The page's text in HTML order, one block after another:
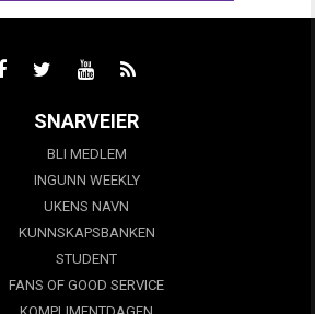
SNARVEIER
BLI MEDLEM
INGUNN WEEKLY
UKENS NAVN
KUNNSKAPSBANKEN
STUDENT
FANS OF GOOD SERVICE